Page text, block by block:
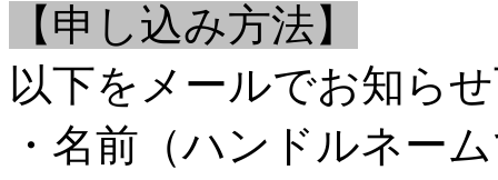
【申し込み方法】
以下をメールでお知ら
・名前（ハンドルネー